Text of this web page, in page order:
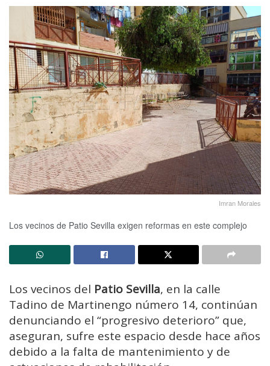
Imran Morales
Los vecinos de Patio Sevilla exigen reformas en este complejo
Los vecinos del Patio Sevilla, en la calle
Tadino de Martinengo número 14, continúan
denunciando el “progresivo deterioro” que,
aseguran, sufre este espacio desde hace años
debido a la falta de mantenimiento y de